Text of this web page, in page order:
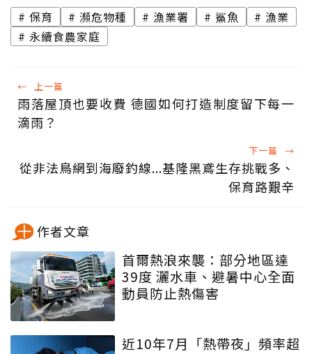
保育 瀕危物種 漁業署 鯊魚
漁業
永續食農家庭
← 上一篇
雨落屋頂也要收費 德國如何打造制度留下每一
滴雨？
下一篇 →
從非法鳥網到海廢釣線...基隆黑鳶生存挑戰多、
保育路艱辛
作者文章
首爾熱浪來襲：部分地區達
39度 灑水車、避暑中心全面
動員防止熱傷害
近10年7月「熱帶夜」頻率超